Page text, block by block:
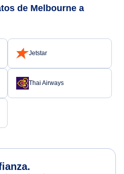
de Melbourne a
Jetstar
Thai Airways